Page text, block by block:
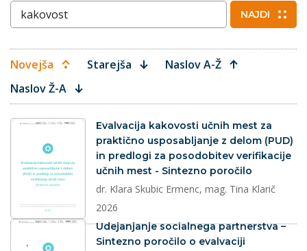
Vnesite ključne besede NAJDI
Novejša Starejša
Naslov A-Ž
Naslov Ž-A
dokument
Evalvacija kakovosti učnih mest za
praktično usposabljanje z delom (PUD)
in predlogi za posodobitev verifikacije
učnih mest - Sintezno poročilo
dr. Klara Skubic Ermenc, mag. Tina Klarič
2026
dokument
Udejanjanje socialnega partnerstva –
Sintezno poročilo o evalvaciji